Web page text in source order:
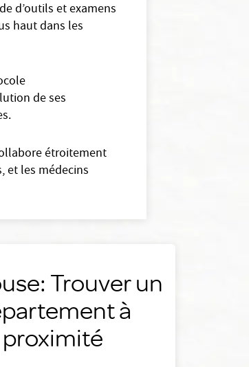
d’outils et examens
haut dans les
de ses
étroitement
et les médecins
Trouver un
à
proximité